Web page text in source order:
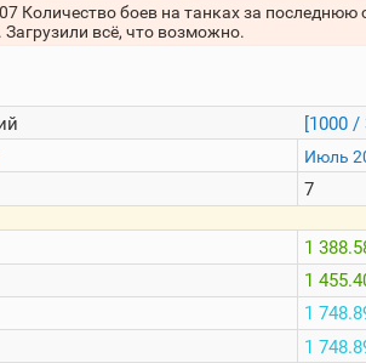
Количество боев на танках за последнюю
всё, что возможно.
[1000 /
Июль
7
1
1
1
1